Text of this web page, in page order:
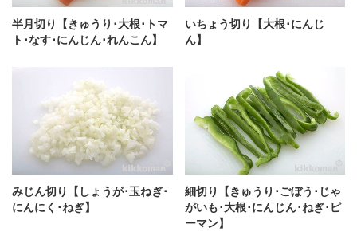
半月切り【きゅうり･大根･トマ
ト･なす･にんじん･れんこん】
いちょう切り【大根･にんじ
ん】
みじん切り【しょうが･玉ねぎ･
にんにく･ねぎ】
細切り【きゅうり･ごぼう･じゃ
がいも･大根･にんじん･ねぎ･ピ
ーマン】